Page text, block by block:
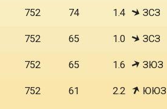
752 74 1.4 ЗСЗ
752 65 1.0 ЗСЗ
752 65 1.6 ЗЮЗ
752 61 2.2 ЮЮЗ